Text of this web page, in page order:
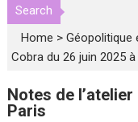
Search
Home >Géopolitique
Cobra du 26 juin 2025 à
Notes de
Paris